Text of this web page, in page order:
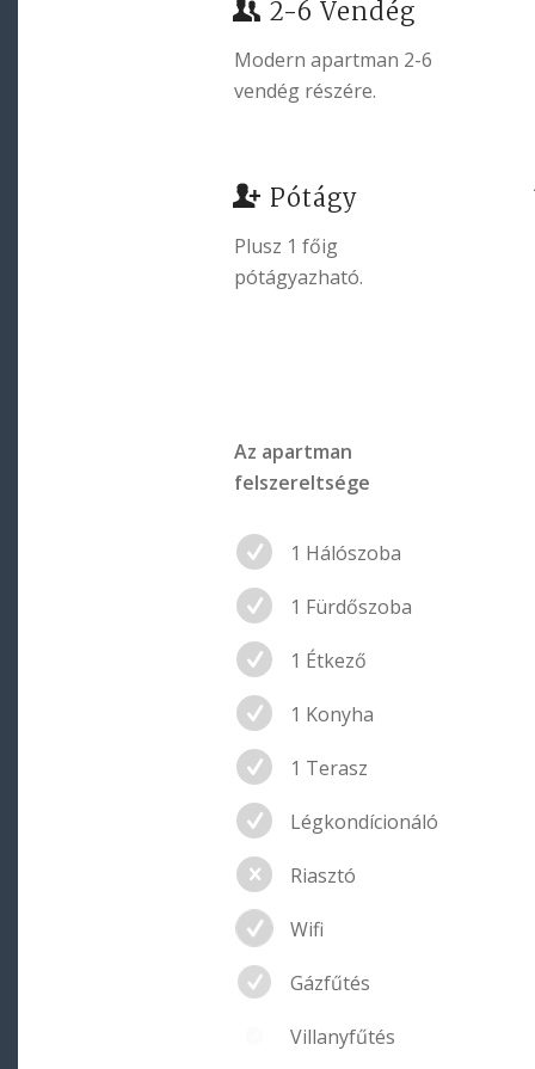
2-6 Vendég
Modern apartman 2-6
vendég részére.
Pótágy
Plusz 1 főig
pótágyazható.
Az apartman
felszereltsége
1 Hálószoba
1 Fürdőszoba
1 Étkező
1 Konyha
1 Terasz
Légkondícionáló
Riasztó
Wifi
Gázfűtés
Villanyfűtés